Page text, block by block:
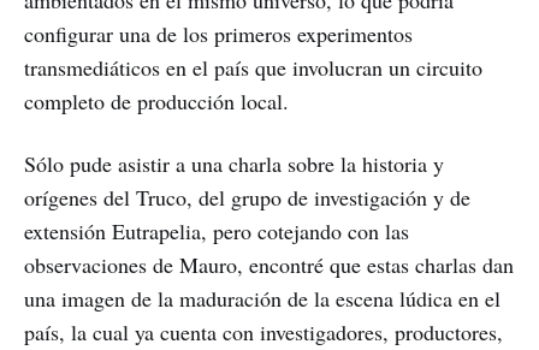
configurar una de los primeros experimentos
transmediáticos en el país que involucran un circuito
completo de producción local.
Sólo pude asistir a una charla sobre la historia y
orígenes del Truco, del grupo de investigación y de
extensión Eutrapelia, pero cotejando con las
observaciones de Mauro, encontré que estas charlas dan
una imagen de la maduración de la escena lúdica en el
país, la cual ya cuenta con investigadores, productores,